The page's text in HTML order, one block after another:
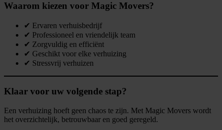
Waarom kiezen voor Magic Movers?
✔ Ervaren verhuisbedrijf
✔ Professioneel en vriendelijk team
✔ Zorgvuldig en efficiënt
✔ Geschikt voor elke verhuizing
✔ Stressvrij verhuizen
Klaar voor uw volgende stap?
Een verhuizing hoeft geen chaos te zijn. Met Magic Movers wordt
het overzichtelijk, betrouwbaar en goed geregeld.